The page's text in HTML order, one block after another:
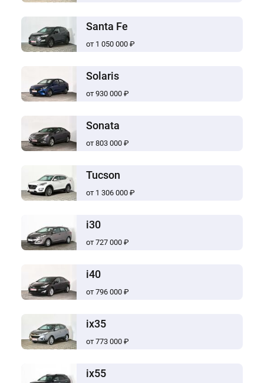
Santa Fe
от 1 050 000 ₽
Solaris
от 930 000 ₽
Sonata
от 803 000 ₽
Tucson
от 1 306 000 ₽
i30
от 727 000 ₽
i40
от 796 000 ₽
ix35
от 773 000 ₽
ix55